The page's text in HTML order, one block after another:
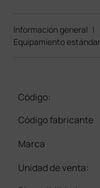
Información general |
Equipamiento estándar
Código:
Código fabricante
Marca
Unidad de venta: